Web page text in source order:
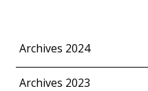
Archives 2024
Archives 2023